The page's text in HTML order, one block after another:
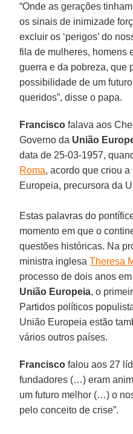
“Onde as gerações
os sinais de inimizade
excluir os ‘perigos’ do
fila de mulheres, homens
guerra e da pobreza, que
possibilidade de um
queridos”, disse o papa.
Francisco falava aos
Governo da União
data de 25-03-1957,
Roma, acordo que criou
Europeia, precursora da
Estas palavras do
momento em que o
questões históricas. Na
ministra inglesaTheresa
processo de dois anos
União Europeia, o
Partidos políticos
União Europeia estão
vários outros países.
Francisco falou aos 27
fundadores (…) eram
um futuro melhor (…) o
pelo conceito de crise”.